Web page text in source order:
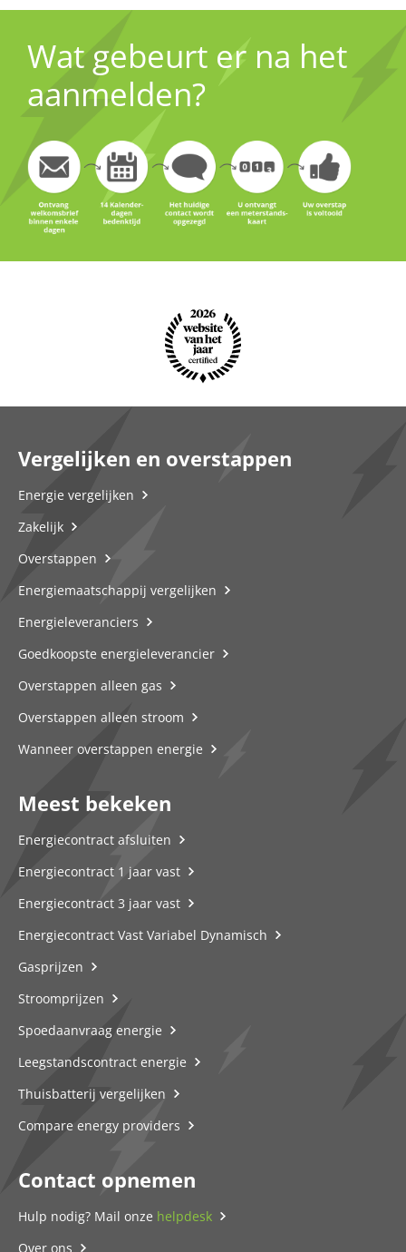
Wat gebeurt er na het
aanmelden?
Vergelijken en overstappen
Energie vergelijken
Zakelijk
Overstappen
Energiemaatschappij vergelijken
Energieleveranciers
Goedkoopste energieleverancier
Overstappen alleen gas
Overstappen alleen stroom
Wanneer overstappen energie
Meest bekeken
Energiecontract afsluiten
Energiecontract 1 jaar vast
Energiecontract 3 jaar vast
Energiecontract Vast Variabel Dynamisch
Gasprijzen
Stroomprijzen
Spoedaanvraag energie
Leegstandscontract energie
Thuisbatterij vergelijken
Compare energy providers
Contact opnemen
Hulp nodig? Mail onze helpdesk
Over ons